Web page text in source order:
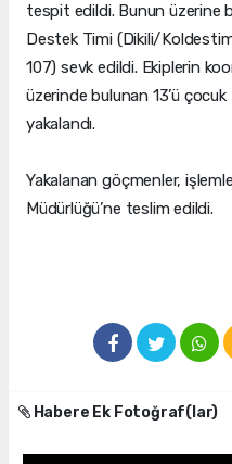
tespit edildi. Bunun üzerine
Destek Timi (Dikili/
107) sevk edildi. Ekiplerin
üzerinde bulunan 13’ü
yakalandı.
Yakalanan göçmenler,
Müdürlüğü’ne teslim edildi.
Habere Ek Fotoğraf(lar)